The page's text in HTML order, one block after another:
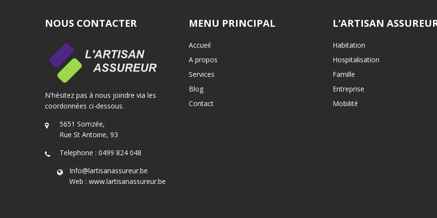
NOUS CONTACTER
N'hésitez pas à nous joindre via les
coordonnées ci-dessous.
5651 Somzée,
Rue St Antoine, 93
Telephone : 0499 824 048
Info@lartisanassureur.be
Web : www.lartisanassureur.be
MENU PRINCIPAL
Accueil
A propos
Services
Blog
Contact
L’ARTISAN
Habitation
Hospitalisation
Famille
Entreprise
Mobilité